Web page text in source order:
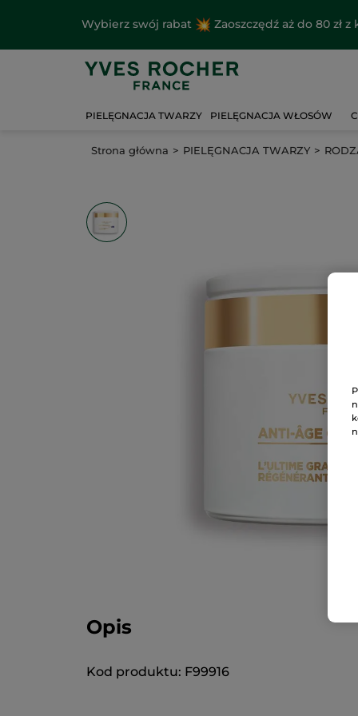
Wybierz swój rabat Zaoszczędź aż do 80 zł z
PIELĘGNACJA TWARZY PIELĘGNACJA WŁOSÓW
Strona główna PIELĘGNACJA TWARZY
Opis
Kod produktu: F99916